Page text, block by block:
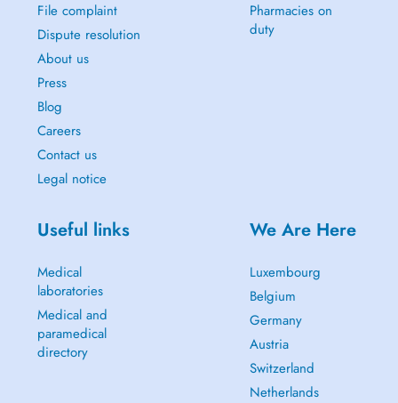
File complaint
Dispute resolution
About us
Press
Blog
Careers
Contact us
Legal notice
Pharmacies on
duty
Useful links
Medical
laboratories
Medical and
paramedical
directory
We Are Here
Luxembourg
Belgium
Germany
Austria
Switzerland
Netherlands